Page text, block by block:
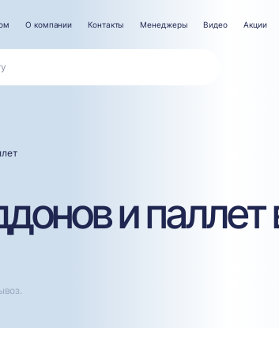
О компании Контакты Менеджеры Видео Акции
и паллет